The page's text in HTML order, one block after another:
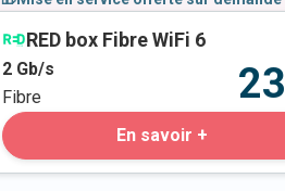
RED box Fibre WiFi 6
2 Gb/s
Fibre
23
En savoir +